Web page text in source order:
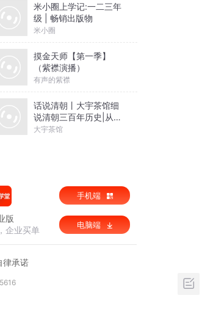
米小圈上学记:一二三年
级 | 畅销出版物
米小圈
摸金天师【第一季】
（紫襟演播）
有声的紫襟
话说清朝丨大宇茶馆细
说清朝三百年历史|从努
尔哈赤到末代皇帝溥仪|
大宇茶馆
版
企业买单
手机端
电脑端
律承诺